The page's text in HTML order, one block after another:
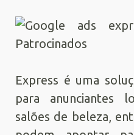
Express é uma
para anunciantes
salões de beleza,